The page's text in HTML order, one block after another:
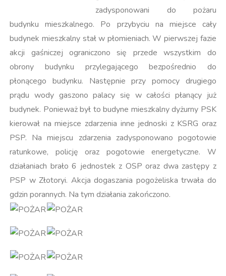
zadysponowani do pożaru
budynku mieszkalnego. Po przybyciu na miejsce cały
budynek mieszkalny stał w płomieniach. W pierwszej fazie
akcji gaśniczej ograniczono się przede wszystkim do
obrony budynku przylegającego bezpośrednio do
płonącego budynku. Następnie przy pomocy drugiego
prądu wody gaszono palacy się w całości płanący już
budynek. Ponieważ był to budyne mieszkalny dyżurny PSK
kierował na miejsce zdarzenia inne jednoski z KSRG oraz
PSP. Na miejscu zdarzenia zadysponowano pogotowie
ratunkowe, policję oraz pogotowie energetyczne. W
działaniach brało 6 jednostek z OSP oraz dwa zastępy z
PSP w Złotoryi. Akcja dogaszania pogożeliska trwała do
gdzin porannych. Na tym działania zakończono.